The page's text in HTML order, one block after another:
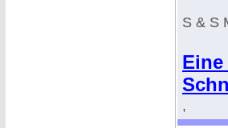
S & S
,